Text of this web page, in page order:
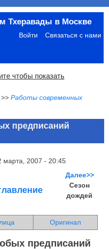
Тхеравады в Москве
Войти Связаться с нами
чтобы показать
>> Работы современных
предписаний
марта, 2007 - 20:45
Далее>>
Сезон
дождей
Оригинал
предписаний